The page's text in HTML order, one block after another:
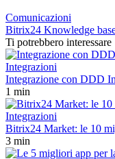
Comunicazioni
Bitrix24 Knowledge
Ti potrebbero interessare
Integrazioni
Integrazione con DDD
1 min
Integrazioni
Bitrix24 Market: le 10
3 min